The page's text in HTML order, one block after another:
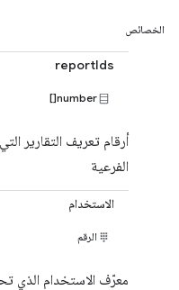
الخصائص
reportIds
number[]
أرقام تعريف التقارير
الفرعية
الاستخدام
الرقم
معرّف الاستخدام الذي